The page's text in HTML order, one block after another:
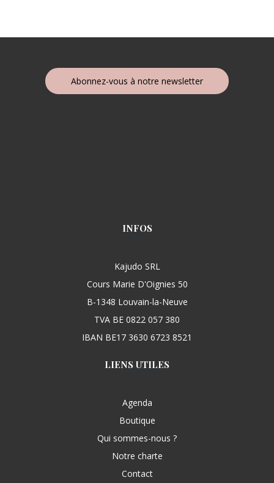
Abonnez-vous à notre newsletter
INFOS
Kajudo SRL
Cours Marie D'Oignies 50
B-1348 Louvain-la-Neuve
TVA BE 0822 057 380
IBAN BE17 3630 6723 8521
LIENS UTILES
Agenda
Boutique
Qui sommes-nous ?
Notre charte
Contact